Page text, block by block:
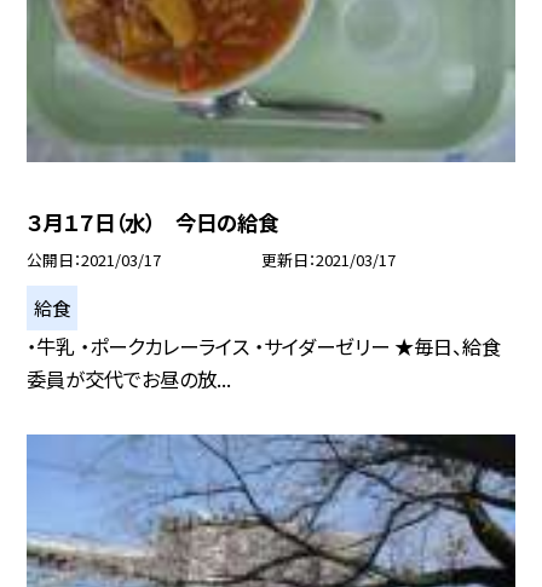
３月１７日（水） 今日の給食
公開日 2021/03/17 更新日 2021/03/17
給食
・牛乳 ・ポークカレーライス ・サイダーゼリー ★毎日、給食
委員が交代でお昼の放...